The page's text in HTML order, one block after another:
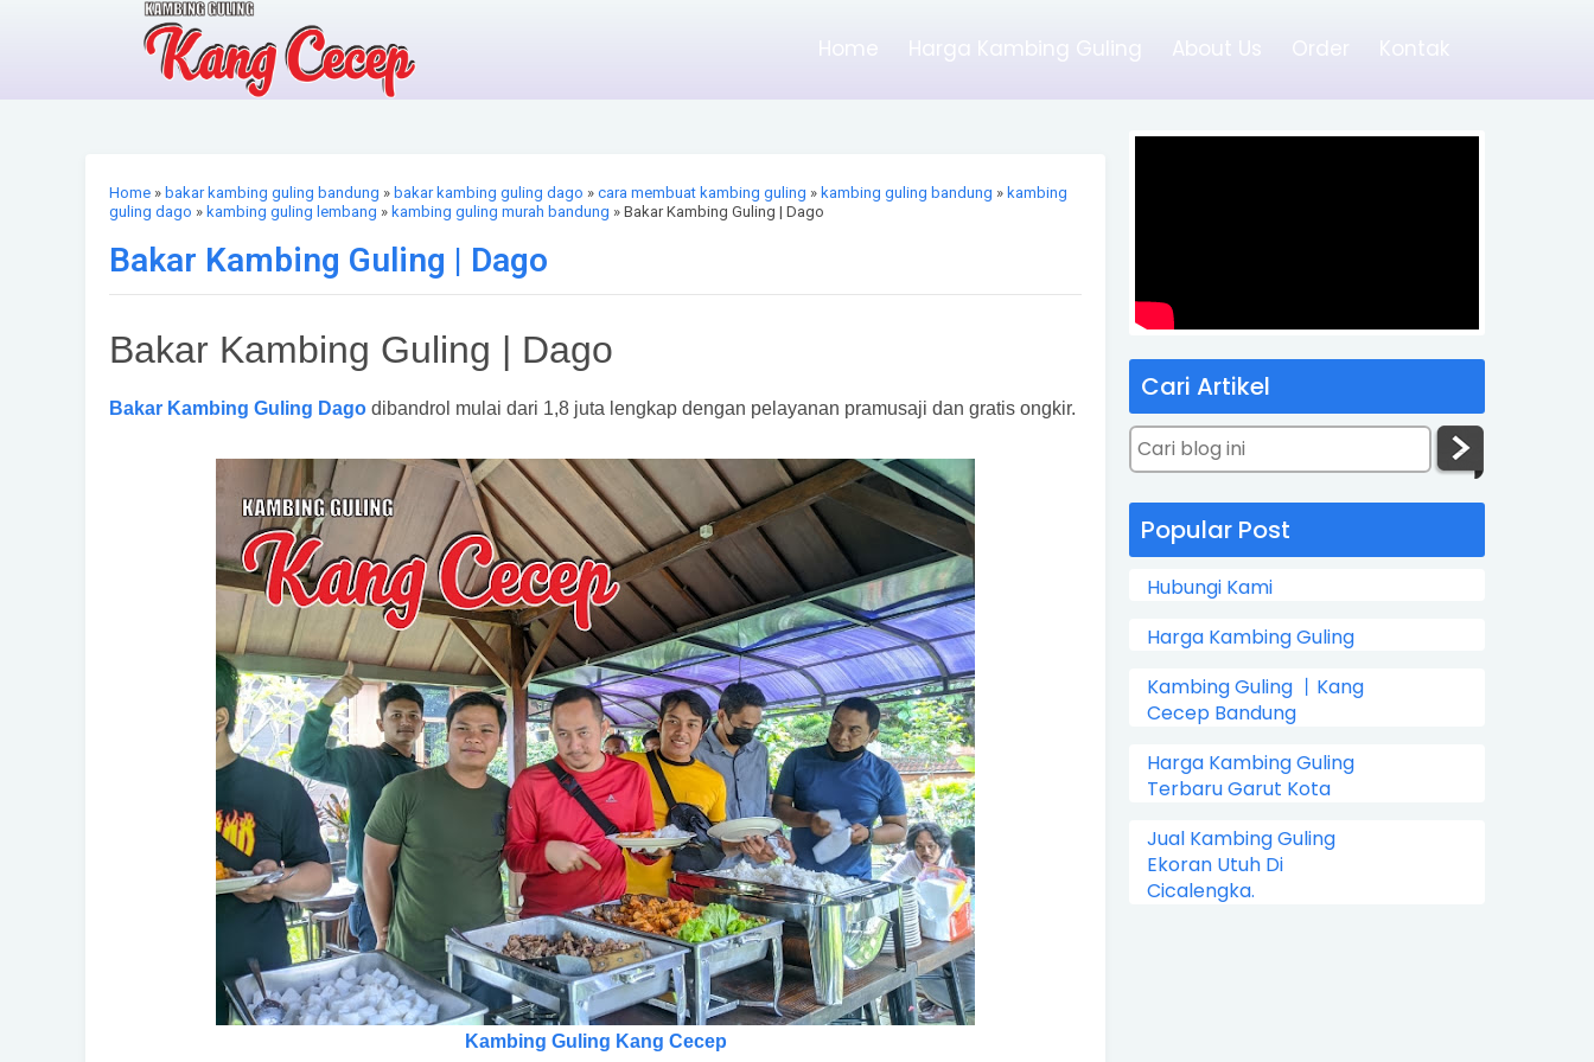
Home Harga Kambing Guling About Us Order Kontak
Home » bakar kambing guling bandung » bakar kambing guling dago » cara membuat kambing guling » kambing guling bandung » kambing
guling dago » kambing guling lembang » kambing guling murah bandung » Bakar Kambing Guling | Dago
Bakar Kambing Guling | Dago
Bakar Kambing Guling | Dago
Bakar Kambing Guling Dago dibandrol mulai dari 1,8 juta lengkap dengan pelayanan pramusaji dan gratis ongkir.
Kambing Guling Kang Cecep
Cari Artikel
Popular Post
Hubungi Kami
Harga Kambing Guling
Kambing Guling 丨Kang
Cecep Bandung
Harga Kambing Guling
Terbaru Garut Kota
Jual Kambing Guling
Ekoran Utuh Di
Cicalengka.